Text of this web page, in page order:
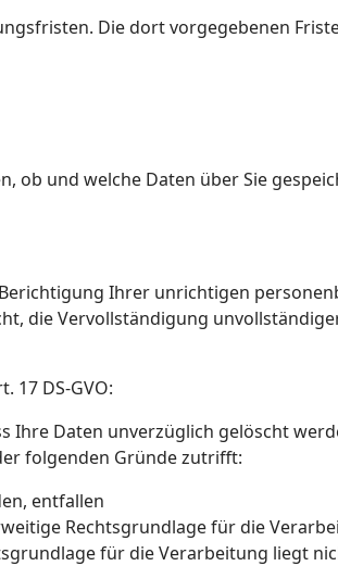
Die dort vorgegebenen
ob und welche Daten über Sie
Ihrer unrichtigen
die Vervollständigung
17 DS-GVO:
Ihre Daten unverzüglich gelöscht
folgenden Gründe zutrifft:
entfallen
Rechtsgrundlage für die
für die Verarbeitung liegt